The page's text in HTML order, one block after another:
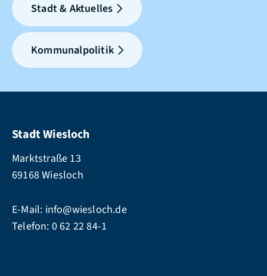
Stadt & Aktuelles
Kommunalpolitik
Stadt Wiesloch
Marktstraße 13
69168 Wiesloch
E-Mail: info@wiesloch.de
Telefon: 0 62 22 84-1